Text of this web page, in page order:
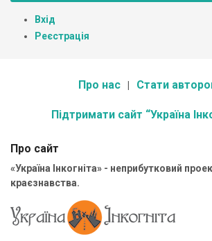
Вхід
Реєстрація
Про нас Стати
Підтримати сайт “Україна
Про сайт
«Україна Інкогніта» - неприбутковий
краєзнавства.